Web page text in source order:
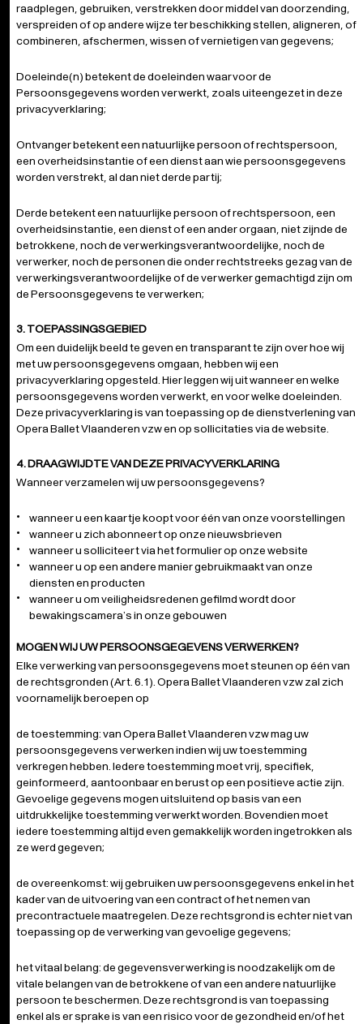
raadplegen, gebruiken, verstrekken door middel van doorzending,
verspreiden of op andere wijze ter beschikking stellen, aligneren, of
combineren, afschermen, wissen of vernietigen van gegevens;
Doeleinde(n) betekent de doeleinden waarvoor de
Persoonsgegevens worden verwerkt, zoals uiteengezet in deze
privacyverklaring;
Ontvanger betekent een natuurlijke persoon of rechtspersoon,
een overheidsinstantie of een dienst aan wie persoonsgegevens
worden verstrekt, al dan niet derde partij;
Derde betekent een natuurlijke persoon of rechtspersoon, een
overheidsinstantie, een dienst of een ander orgaan, niet zijnde de
betrokkene, noch de verwerkingsverantwoordelijke, noch de
verwerker, noch de personen die onder rechtstreeks gezag van de
verwerkingsverantwoordelijke of de verwerker gemachtigd zijn om
de Persoonsgegevens te verwerken;
3. TOEPASSINGSGEBIED
Om een duidelijk beeld te geven en transparant te zijn over hoe wij
met uw persoonsgegevens omgaan, hebben wij een
privacyverklaring opgesteld. Hier leggen wij uit wanneer en welke
persoonsgegevens worden verwerkt, en voor welke doeleinden.
Deze privacyverklaring is van toepassing op de dienstverlening van
Opera Ballet Vlaanderen vzw en op sollicitaties via de website.
4. DRAAGWIJDTE VAN DEZE PRIVACYVERKLARING
Wanneer verzamelen wij uw persoonsgegevens?
wanneer u een kaartje koopt voor één van onze voorstellingen
wanneer u zich abonneert op onze nieuwsbrieven
wanneer u solliciteert via het formulier op onze website
wanneer u op een andere manier gebruikmaakt van onze
diensten en producten
wanneer u om veiligheidsredenen gefilmd wordt door
bewakingscamera’s in onze gebouwen
MOGEN WIJ UW PERSOONSGEGEVENS VERWERKEN?
Elke verwerking van persoonsgegevens moet steunen op één van
de rechtsgronden (Art. 6.1). Opera Ballet Vlaanderen vzw zal zich
voornamelijk beroepen op
de toestemming: van Opera Ballet Vlaanderen vzw mag uw
persoonsgegevens verwerken indien wij uw toestemming
verkregen hebben. Iedere toestemming moet vrij, specifiek,
geinformeerd, aantoonbaar en berust op een positieve actie zijn.
Gevoelige gegevens mogen uitsluitend op basis van een
uitdrukkelijke toestemming verwerkt worden. Bovendien moet
iedere toestemming altijd even gemakkelijk worden ingetrokken als
ze werd gegeven;
de overeenkomst: wij gebruiken uw persoonsgegevens enkel in het
kader van de uitvoering van een contract of het nemen van
precontractuele maatregelen. Deze rechtsgrond is echter niet van
toepassing op de verwerking van gevoelige gegevens;
het vitaal belang: de gegevensverwerking is noodzakelijk om de
vitale belangen van de betrokkene of van een andere natuurlijke
persoon te beschermen. Deze rechtsgrond is van toepassing
enkel als er sprake is van een risico voor de gezondheid en/of het